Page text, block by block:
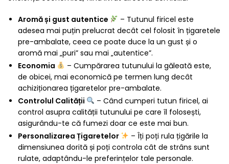
Aromă și gust autentice
– Tutunul firicel este
adesea mai puțin prelucrat decât cel folosit în țigaretele
pre-ambalate, ceea ce poate duce la un gust și o
aromă mai „puri” sau mai „autentice”.
Economia
– Cumpărarea tutunului la găleată este,
de obicei, mai economică pe termen lung decât
achiziționarea țigaretelor pre-ambalate.
Controlul Calității
– Când cumperi tutun firicel, ai
control asupra calității tutunului pe care îl folosești,
asigurându-te că fumezi doar ce este mai bun.
Personalizarea Țigaretelor
– Îți poți rula țigările la
dimensiunea dorită și poți controla cât de strâns sunt
rulate, adaptându-le preferințelor tale personale.